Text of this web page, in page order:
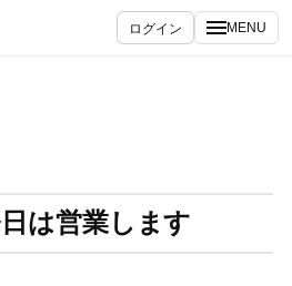
ログイン MENU
は営業します